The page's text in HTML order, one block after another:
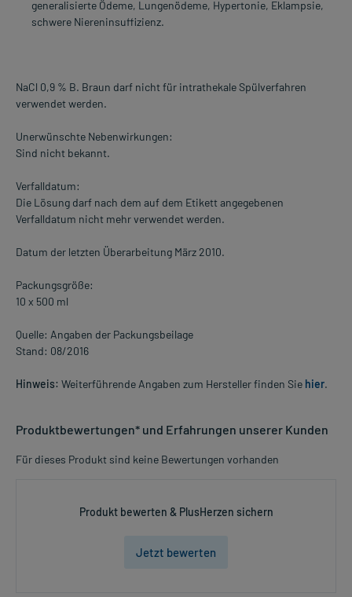
generalisierte Ödeme, Lungenödeme, Hypertonie, Eklampsie,
schwere Niereninsuffizienz.
NaCl 0,9 % B. Braun darf nicht für intrathekale Spülverfahren
verwendet werden.
Unerwünschte Nebenwirkungen:
Sind nicht bekannt.
Verfalldatum:
Die Lösung darf nach dem auf dem Etikett angegebenen
Verfalldatum nicht mehr verwendet werden.
Datum der letzten Überarbeitung März 2010.
Packungsgröße:
10 x 500 ml
Quelle: Angaben der Packungsbeilage
Stand: 08/2016
Hinweis: Weiterführende Angaben zum Hersteller finden Sie hier.
Produktbewertungen* und Erfahrungen unserer Kunden
Für dieses Produkt sind keine Bewertungen vorhanden
Produkt bewerten & PlusHerzen sichern
Jetzt bewerten